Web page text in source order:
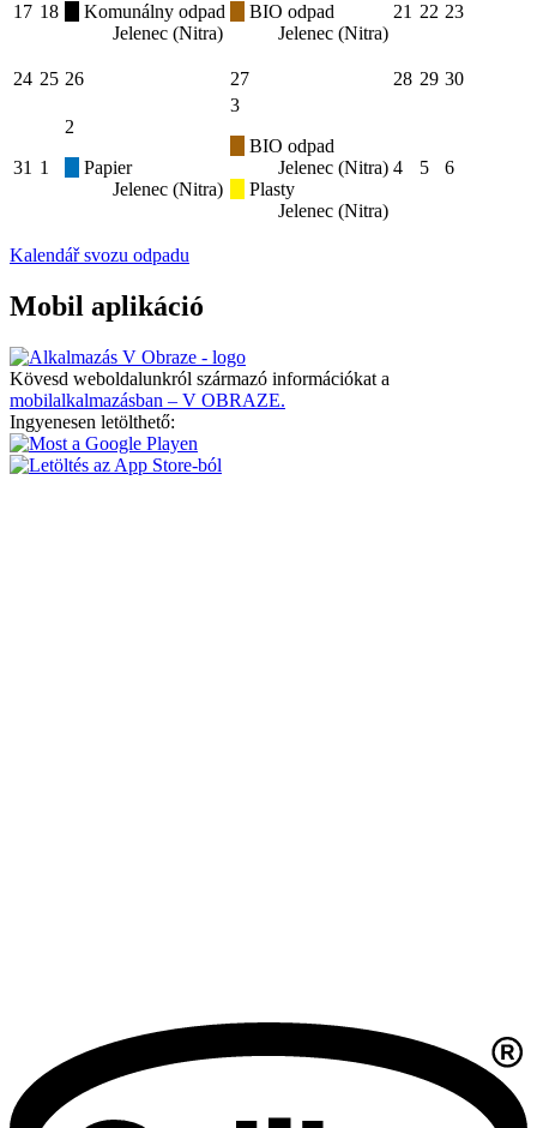
17 18
Komunálny odpad
Jelenec (Nitra)
BIO odpad
Jelenec (Nitra)
21 22 23
24 25 26 27 28 29 30
31 1
2
Papier
Jelenec (Nitra)
3
BIO odpad
Jelenec (Nitra)
Plasty
Jelenec (Nitra)
4 5 6
Kalendář svozu odpadu
Mobil aplikáció
Kövesd weboldalunkról származó információkat a
mobilalkalmazásban – V OBRAZE.
Ingyenesen letölthető: